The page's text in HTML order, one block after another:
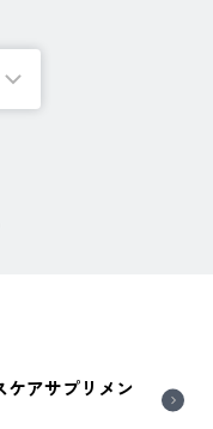
ケアサプリメン